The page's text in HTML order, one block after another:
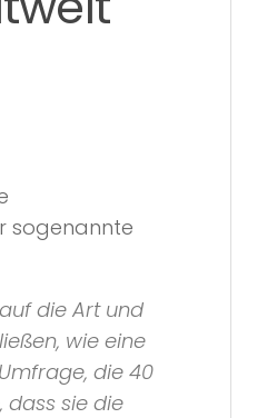
sogenannte
die Art und
wie eine
die 40
dass sie die